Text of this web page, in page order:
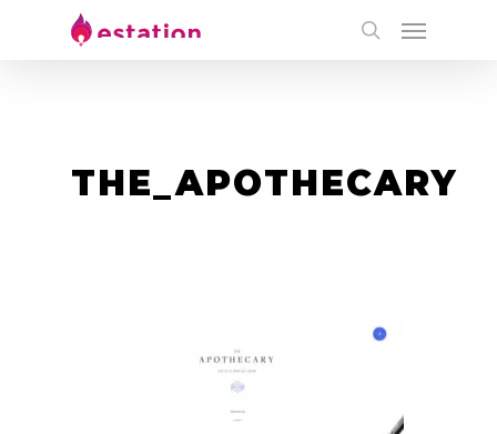
THE_APOTHECARY